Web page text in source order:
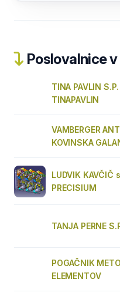
Poslovalnice v
TINA PAVLIN
TINAPAVLIN
VAMBERGER
KOVINSKA
LUDVIK KAVČIČ
PRECISIUM
TANJA PERNE
POGAČNIK
ELEMENTOV